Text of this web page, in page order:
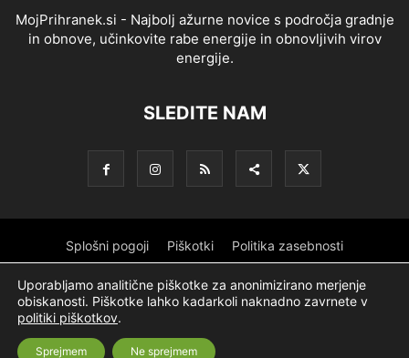
MojPrihranek.si - Najbolj ažurne novice s področja gradnje
in obnove, učinkovite rabe energije in obnovljivih virov
energije.
SLEDITE NAM
Splošni pogoji Piškotki Politika zasebnosti
Oglaševanje Partnerji Sofinanciranje Logotip
O podjetju
Uporabljamo analitične piškotke za anonimizirano merjenje
obiskanosti. Piškotke lahko kadarkoli naknadno zavrnete v
politiki piškotkov.
Sprejmem Ne sprejmem